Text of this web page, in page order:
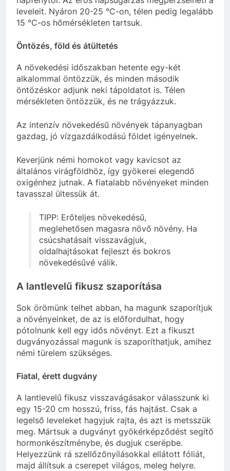
leveleit. Nyáron 20-25 °C-on, télen pedig legalább
15 °C-os hőmérsékleten tartsuk.
Öntözés, föld és átültetés
A növekedési időszakban hetente egy-két
alkalommal öntözzük, és minden második
öntözéskor adjunk neki tápoldatot is. Télen
mérsékleten öntözzük, és ne trágyázzuk.
Az intenzív növekedésű növények tápanyagban
gazdag, jó vízgazdálkodású földet igényelnek.
Keverjünk némi homokot vagy kavicsot az
általános virágföldhöz, így gyökerei elegendő
oxigénhez jutnak. A fiatalabb növényeket minden
tavasszal ültessük át.
TIPP: Erőteljes növekedésű,
meglehetősen magasra növő növény. Ha
csúcshatásait visszavágjuk,
oldalhajtásokat fejleszt és bokros
növekedésűvé válik.
A lantlevelű fikusz szaporítása
Sok örömünk telhet abban, ha magunk szaporítjuk
a növényeinket, de az is előfordulhat, hogy
pótolnunk kell egy idős növényt. Ezt a fikuszt
dugványozással magunk is szaporíthatjuk, amihez
némi türelem szükséges.
Fiatal, érett dugvány
A lantlevelű fikusz visszavágásakor válasszunk ki
egy 15-20 cm hosszú, friss, fás hajtást. Csak a
legelső leveleket hagyjuk rajta, és azt is metsszük
meg. Mártsuk a dugványt gyökérképződést segítő
hormonkészítménybe, és dugjuk cserépbe.
Helyezzünk rá szellőzőnyílásokkal ellátott fóliát,
majd állítsuk a cserepet világos, meleg helyre.